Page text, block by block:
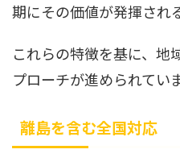
期にその価値が発揮され
これらの特徴を基に、地
プローチが進められてい
離島を含む全国対応